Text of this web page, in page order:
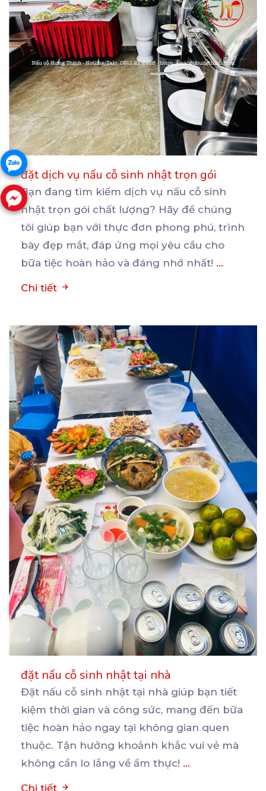
đặt dịch vụ nấu cỗ sinh nhật trọn gói
Bạn đang tìm kiếm dịch vụ nấu cỗ sinh
nhật trọn gói chất lượng? Hãy để chúng
tôi giúp bạn với thực đơn phong phú, trình
bày đẹp mắt, đáp ứng mọi yêu cầu cho
bữa tiệc hoàn hảo và đáng nhớ nhất! ...
Chi tiết
đặt nấu cỗ sinh nhật tại nhà
Đặt nấu cỗ sinh nhật tại nhà giúp bạn tiết
kiệm thời gian và công sức, mang đến bữa
tiệc hoàn hảo ngay tại không gian quen
thuộc. Tận hưởng khoảnh khắc vui vẻ mà
không cần lo lắng về ẩm thực! ...
Chi tiết